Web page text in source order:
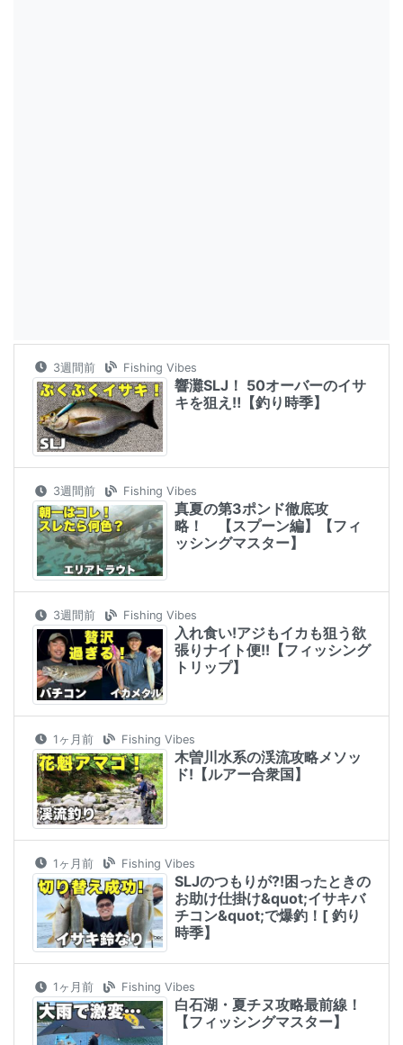
3週間前 Fishing Vibes
響灘SLJ！ 50オーバーのイサ
キを狙え‼︎【釣り時季】
3週間前 Fishing Vibes
真夏の第3ポンド徹底攻
略！ 【スプーン編】【フィ
ッシングマスター】
3週間前 Fishing Vibes
入れ食い!アジもイカも狙う欲
張りナイト便!!【フィッシング
トリップ】
1ヶ月前 Fishing Vibes
木曽川水系の渓流攻略メソッ
ド!【ルアー合衆国】
1ヶ月前 Fishing Vibes
SLJのつもりが⁈困ったときの
お助け仕掛け&quot;イサキバ
チコン&quot;で爆釣！[ 釣り
時季】
1ヶ月前 Fishing Vibes
白石湖・夏チヌ攻略最前線！
【フィッシングマスター】